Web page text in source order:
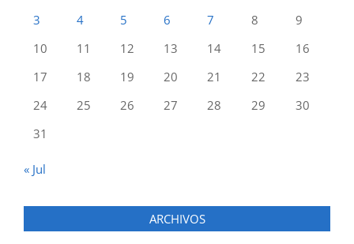
3
4 5 6 7 8
9
10
11 12 13 14 15
16
17
18 19 20 21 22
23
24
25 26 27 28 29
30
31
« Jul
ARCHIVOS